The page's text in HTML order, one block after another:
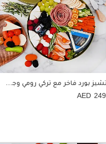
تشيز بورد فاخر مع تركي رومي وجبنة وخضار
249